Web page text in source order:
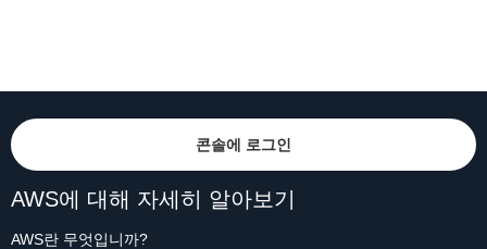
콘솔에 로그인
AWS에 대해 자세히 알아보기
AWS란 무엇입니까?